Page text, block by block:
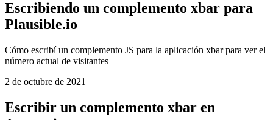
Escribiendo un complemento xbar para
Plausible.io
Cómo escribí un complemento JS para la aplicación xbar para ver el
número actual de visitantes